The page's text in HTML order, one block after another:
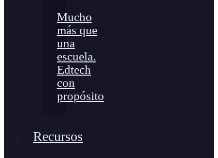
Mucho
más que
una
escuela.
Edtech
con
propósito
Recursos